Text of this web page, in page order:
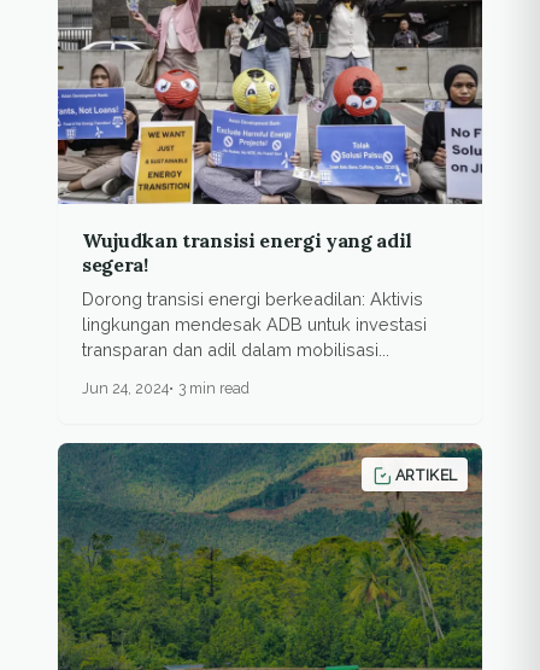
Wujudkan transisi energi yang adil
segera!
Dorong transisi energi berkeadilan: Aktivis
lingkungan mendesak ADB untuk investasi
transparan dan adil dalam mobilisasi...
Jun 24, 2024 3 min read
ARTIKEL